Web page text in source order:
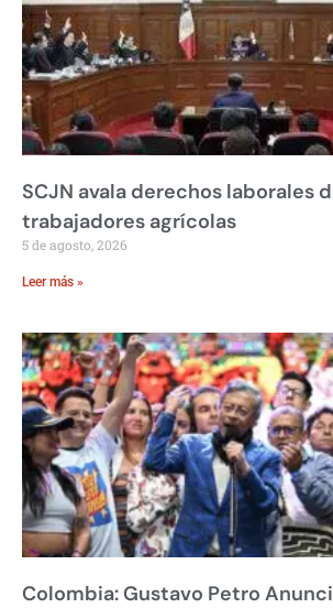
SCJN avala derechos laborales
trabajadores agrícolas
5 de agosto, 2026
Leer más »
Colombia: Gustavo Petro